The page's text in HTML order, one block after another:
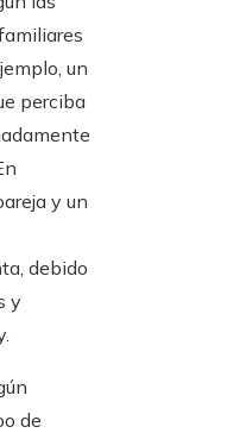
un
perciba
y un
debido
y
de